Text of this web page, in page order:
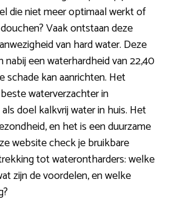
die niet meer optimaal werkt of
Vaak ontstaan deze
van hard water. Deze
een waterhardheid van 22,40
schade kan aanrichten. Het
waterverzachter in
doel kalkvrij water in huis. Het
en het is een duurzame
website check je bruikbare
tot waterontharders: welke
zijn de voordelen, en welke